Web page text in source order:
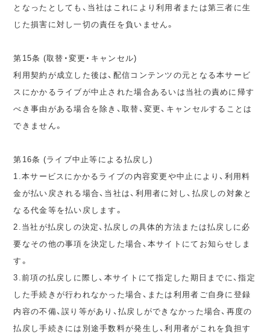
となったとしても、当社はこれにより利用者または第三者に生
じた損害に対し一切の責任を負いません。
第15条 (取替・変更・キャンセル)
利用契約が成立した後は、配信コンテンツの元となる本サービ
スにかかるライブが中止された場合あるいは当社の責めに帰す
べき事由がある場合を除き、取替、変更、キャンセルすることは
できません。
第16条 (ライブ中止等による払戻し)
1.本サービスにかかるライブの内容変更や中止により、利用料
金が払い戻される場合、当社は、利用者に対し、払戻しの対象と
なる代金等を払い戻します。
2.当社が払戻しの決定、払戻しの具体的方法または払戻しに必
要なその他の事項を決定した場合、本サイトにてお知らせしま
す。
3.前項の払戻しに際し、本サイトにて指定した期日までに、指定
した手続きが行われなかった場合、または利用者ご自身に登録
内容の不備、誤り等があり、払戻しができなかった場合、再度の
払戻し手続きには別途手数料が発生し、利用者がこれを負担す